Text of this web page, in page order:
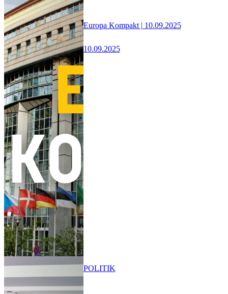
Europa Kompakt | 10.09.2025
10.09.2025
POLITIK